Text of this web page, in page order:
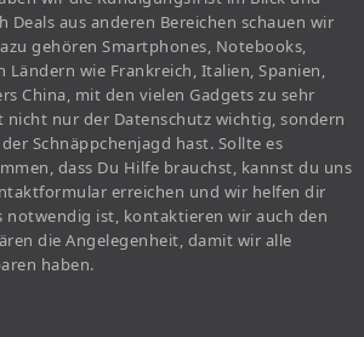
Deals aus anderen Bereichen schauen wir
gehören Smartphones, Notebooks,
Ländern wie Frankreich, Italien, Spanien,
China, mit den vielen Gadgets zu sehr
nicht nur der Datenschutz wichtig, sondern
Schnäppchenjagd hast. Sollte es
dass Du Hilfe brauchst, kannst du uns
erreichen und wir helfen dir
notwendig ist, kontaktieren wir auch den
die Angelegenheit, damit wir alle
haben.